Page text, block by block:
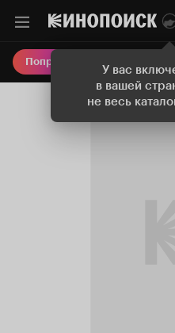
У вас
в вашей
не весь
Попробовать Плюс